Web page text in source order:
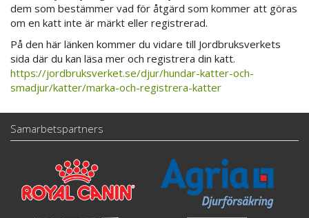
dem som bestämmer vad för åtgärd som kommer att göras
om en katt inte är märkt eller registrerad.
På den här länken kommer du vidare till Jordbruksverkets
sida där du kan läsa mer och registrera din katt.
https://jordbruksverket.se/djur/hundar-katter-och-
smadjur/katter/marka-och-registrera-katter
Samarbetspartners